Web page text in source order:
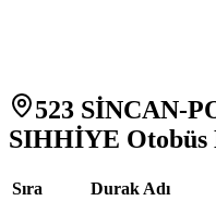
523 SİNCAN-
SIHHİYE Otobüs
Sıra Durak Adı